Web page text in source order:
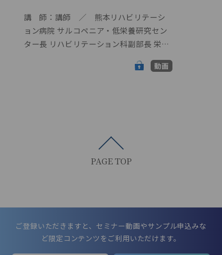
ア・低栄養研究センター長の吉村芳弘先
生にご講演いただきました。 リハビリテ
ーション栄養の意義とアウトカムについ
て、またサルコペニア・フレイルを予防
する目的での中鎖脂肪酸、MCTオイルを
い進する熊本リハビリテーション病院の
で、日々の栄養管理の質向上、業務推進
ご聴講いただけましたら幸いです。
講 師：講師 ／ 熊本リハビリテーシ
ョン病院 サルコペニア・低栄養研究セン
ター長 リハビリテーション科副部長 栄養
動画
PAGE TOP
ご登録いただきますと、セミナー動画やサンプル申込みな
ど限定コンテンツをご利用いただけます。